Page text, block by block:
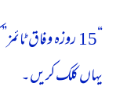
“15 روزہ وفاق
یہاں کلک کریں۔